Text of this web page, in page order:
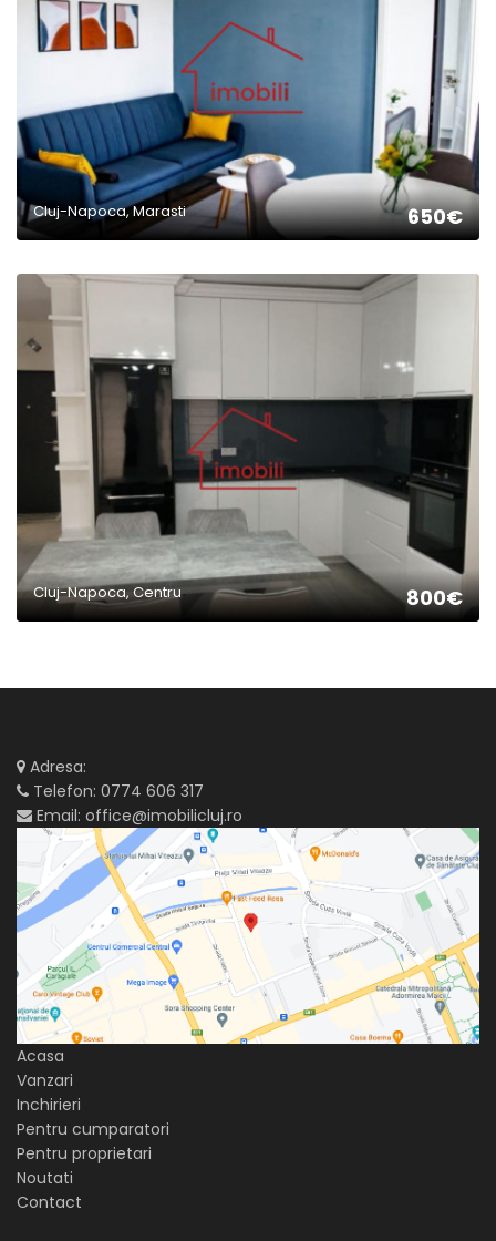
Cluj-Napoca, Marasti 650€
Cluj-Napoca, Centru 800€
2
Adresa:
Telefon: 0774 606 317
Email: office@imobilicluj.ro
Acasa
Vanzari
Inchirieri
Pentru cumparatori
Pentru proprietari
Noutati
Contact